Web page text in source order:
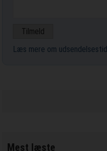
Læs mere om
Mest læste